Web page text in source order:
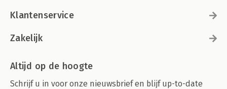
Klantenservice
Zakelijk
Altijd op de hoogte
Schrijf u in voor onze nieuwsbrief en blijf up-to-date